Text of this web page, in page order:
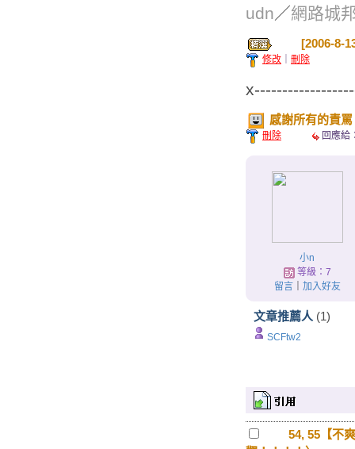
udn／網路城
[2006-8-
修改 刪除
感謝所有的責罵
刪除 回應給
小n
等級：7
留言｜ 加入好友
文章推薦人 (1)
SCFtw2
54, 55【不